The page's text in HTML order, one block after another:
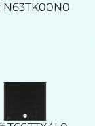
N63TK00N0